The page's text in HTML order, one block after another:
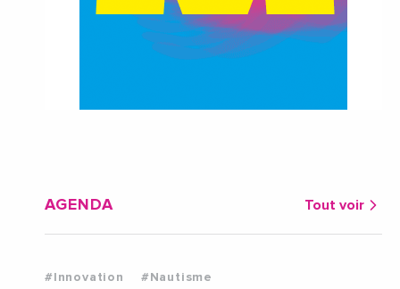
AGENDA Tout voir
#Innovation #Nautisme